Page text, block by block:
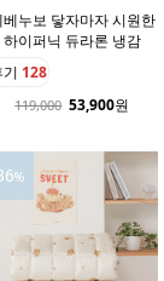
베누보 닿자마자 시원한
하이퍼닉 듀라론 냉감
기 128
119,000 53,900원
%